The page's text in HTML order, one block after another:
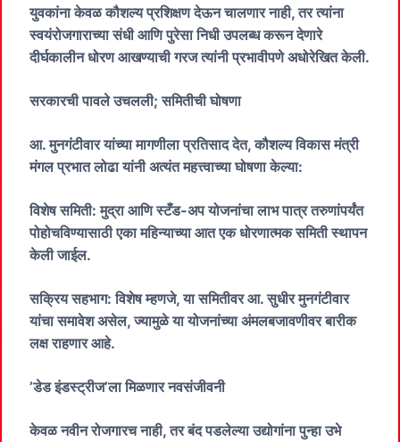
युवकांना केवळ कौशल्य प्रशिक्षण देऊन चालणार नाही, तर त्यांना
स्वयंरोजगाराच्या संधी आणि पुरेसा निधी उपलब्ध करून देणारे
दीर्घकालीन धोरण आखण्याची गरज त्यांनी प्रभावीपणे अधोरेखित केली.
​सरकारची पावले उचलली; समितीची घोषणा
​आ. मुनगंटीवार यांच्या मागणीला प्रतिसाद देत, कौशल्य विकास मंत्री
मंगल प्रभात लोढा यांनी अत्यंत महत्त्वाच्या घोषणा केल्या:
​विशेष समिती: मुद्रा आणि स्टँड-अप योजनांचा लाभ पात्र तरुणांपर्यंत
पोहोचविण्यासाठी एका महिन्याच्या आत एक धोरणात्मक समिती स्थापन
केली जाईल.
​सक्रिय सहभाग: विशेष म्हणजे, या समितीवर आ. सुधीर मुनगंटीवार
यांचा समावेश असेल, ज्यामुळे या योजनांच्या अंमलबजावणीवर बारीक
लक्ष राहणार आहे.
​’डेड इंडस्ट्रीज’ला मिळणार नवसंजीवनी
​केवळ नवीन रोजगारच नाही, तर बंद पडलेल्या उद्योगांना पुन्हा उभे